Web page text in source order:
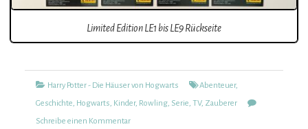
Limited Edition LE1 bis LE9 Rückseite
Kategorien
Harry Potter - Die Häuser von Hogwarts TagsAbenteuer,
Geschichte Hogwarts Kinder, Rowling, Serie TV, Zauberer
Schreibe einen Kommentarzu